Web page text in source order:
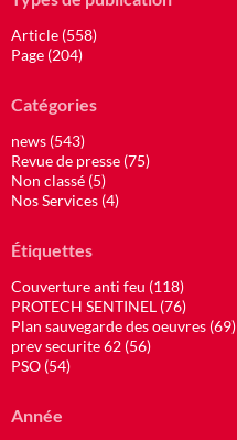
Article (558)
Page (204)
Catégories
news (543)
Revue de presse (75)
Non classé (5)
Nos Services (4)
Étiquettes
Couverture anti feu (118)
PROTECH SENTINEL (76)
Plan sauvegarde des oeuvres (69)
prev securite 62 (56)
PSO (54)
Année